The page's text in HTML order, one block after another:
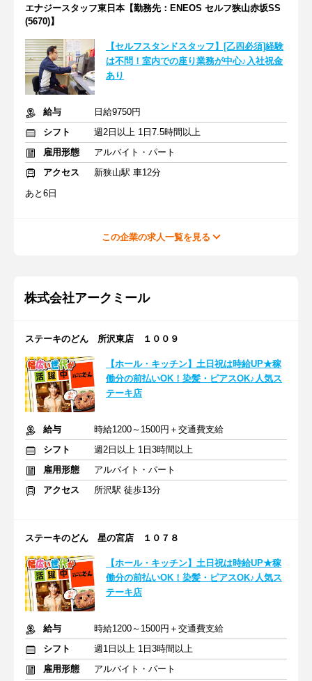
エナジースタッフ東日本【勤務先：ENEOS セルフ狭山赤坂SS
(5670)】
【セルフスタンドスタッフ】[乙四必須]経験
は不問！室内での座り業務が中心♪入社祝金
あり
給与
日給9750円
シフト
週2日以上 1日7.5時間以上
雇用形態
アルバイト・パート
アクセス
新狭山駅 車12分
あと6日
この企業の求人一覧を見る
株式会社アークミール
ステーキのどん 所沢東店 １００９
【ホール・キッチン】土日祝は時給UP★稼
働分の前払いOK！染髪・ピアスOK♪人気ス
テーキ店
給与
時給1200～1500円＋交通費支給
シフト
週2日以上 1日3時間以上
雇用形態
アルバイト・パート
アクセス
所沢駅 徒歩13分
ステーキのどん 星の宮店 １０７８
【ホール・キッチン】土日祝は時給UP★稼
働分の前払いOK！染髪・ピアスOK♪人気ス
テーキ店
給与
時給1200～1500円＋交通費支給
シフト
週1日以上 1日3時間以上
雇用形態
アルバイト・パート